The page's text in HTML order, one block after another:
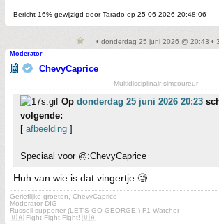
Bericht 16% gewijzigd door Tarado op 25-06-2026 20:48:06
• donderdag 25 juni 2026 @ 20:43 •
Moderator
ChevyCaprice
Multidisciplinair simcoureur
Op donderdag 25 juni 2026 20:23
volgende:
[ afbeelding ]
Speciaal voor @:ChevyCaprice
Huh van wie is dat vingertje 🧐
Gerieflijke groeten, ChevyCaprice
Moderator DIG
Russell-supporter (LET'S GO GEORGE!) F1 Watcher
🇺🇦 Fight Fight Fight! 🇺🇦